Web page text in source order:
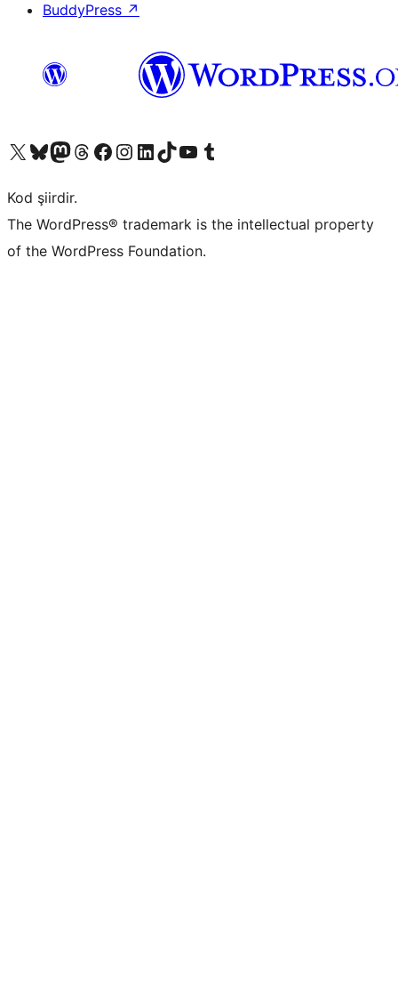
BuddyPress ↗
X (eski Twitter) hesabımıza bakın
Bluesky hesabımızı ziyaret edinMastodon hesabımızı ziyaret edinThreads hesabımızı ziyaret edinFacebook sayfamızı ziyaret edinInstagram hesabımızı ziyaret edinLinkedIn hesabımızı ziyaret edinTikTok hesabımızı ziyaret edinYouTube kanalımızı ziyaret edinTumblr hesabımızı ziyaret edin
Kod şiirdir.
The WordPress® trademark is the intellectual property
of the WordPress Foundation.